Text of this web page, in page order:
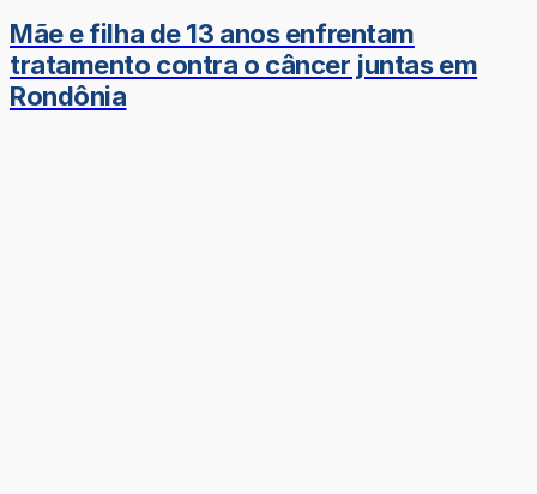
Mãe e filha de 13 anos enfrentam
tratamento contra o câncer juntas em
Rondônia